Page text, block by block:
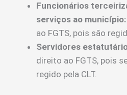
Funcionários
serviços ao município:
ao FGTS, pois são
Servidores
direito ao FGTS, pois
regido pela CLT.